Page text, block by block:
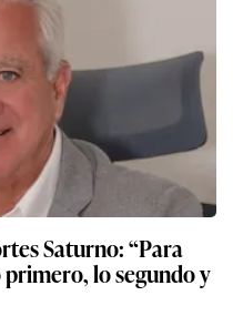
Saturno: “Para
lo segundo y